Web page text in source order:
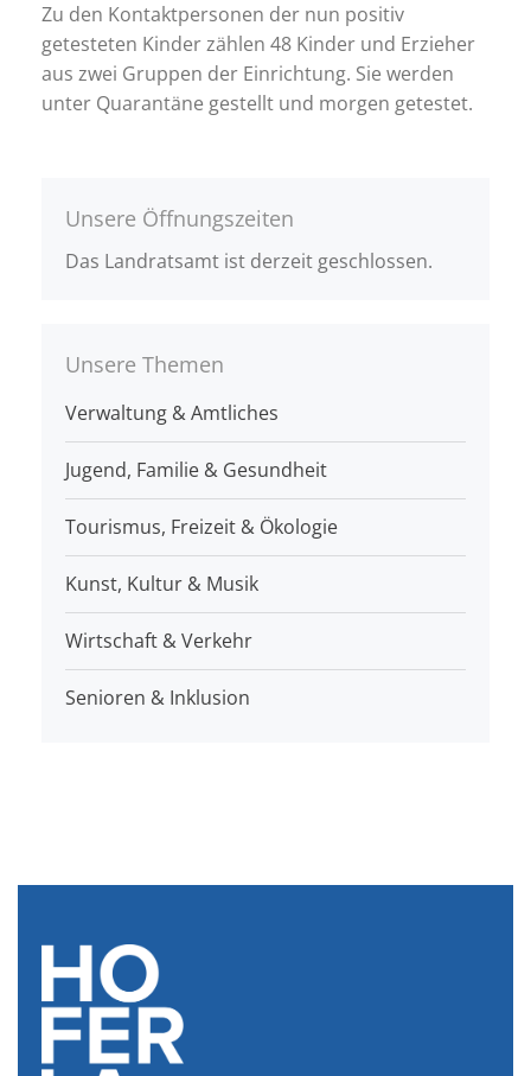
Zu den Kontaktpersonen der nun positiv
getesteten Kinder zählen 48 Kinder und Erzieher
aus zwei Gruppen der Einrichtung. Sie werden
unter Quarantäne gestellt und morgen getestet.
Unsere Öffnungszeiten
Das Landratsamt ist derzeit geschlossen.
Unsere Themen
Verwaltung & Amtliches
Jugend, Familie & Gesundheit
Tourismus, Freizeit & Ökologie
Kunst, Kultur & Musik
Wirtschaft & Verkehr
Senioren & Inklusion